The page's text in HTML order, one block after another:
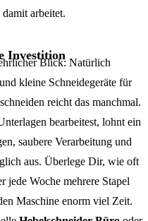
arbeitet.
Investition
Blick: Natürlich
kleine Schneidegeräte für
reicht das manchmal.
bearbeitest, lohnt ein
saubere Verarbeitung und
aus. Überlege Dir, wie oft
Woche mehrere Stapel
Maschine enorm viel Zeit.